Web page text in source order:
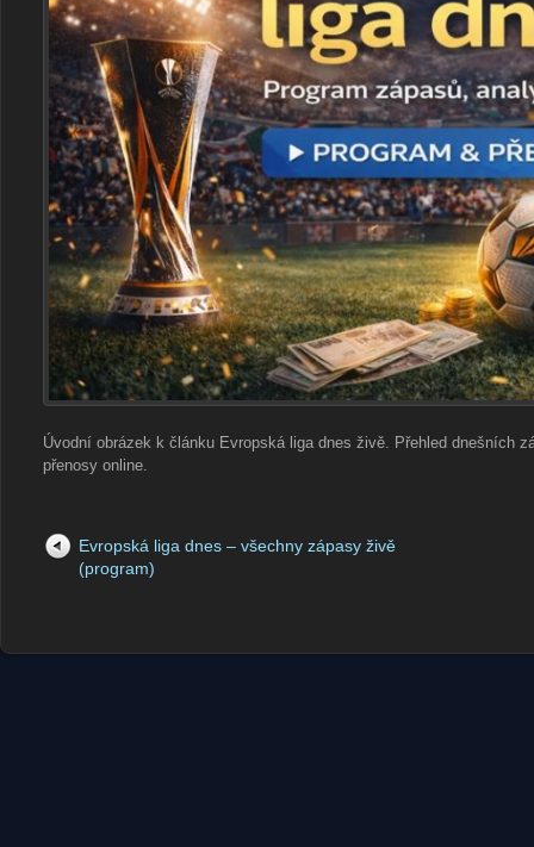
Úvodní obrázek k článku Evropská liga dnes živě. Přehled dnešních
přenosy online.
Evropská liga dnes – všechny zápasy živě
(program)